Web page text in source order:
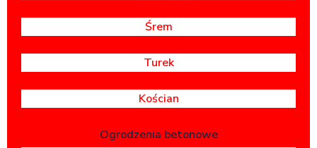
Śrem
Turek
Kościan
Ogrodzenia betonowe